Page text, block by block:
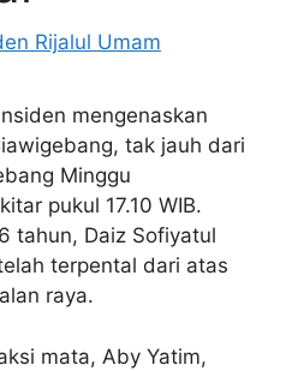
Rijalul Umam
mengenaskan
tak jauh dari
Minggu
pukul 17.10 WIB.
tahun, Daiz Sofiyatul
terpental dari atas
raya.
mata, Aby Yatim,